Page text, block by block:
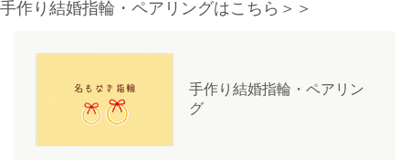
手作り結婚指輪・ペアリングはこちら＞＞
手作り結婚指輪・ペアリン
グ